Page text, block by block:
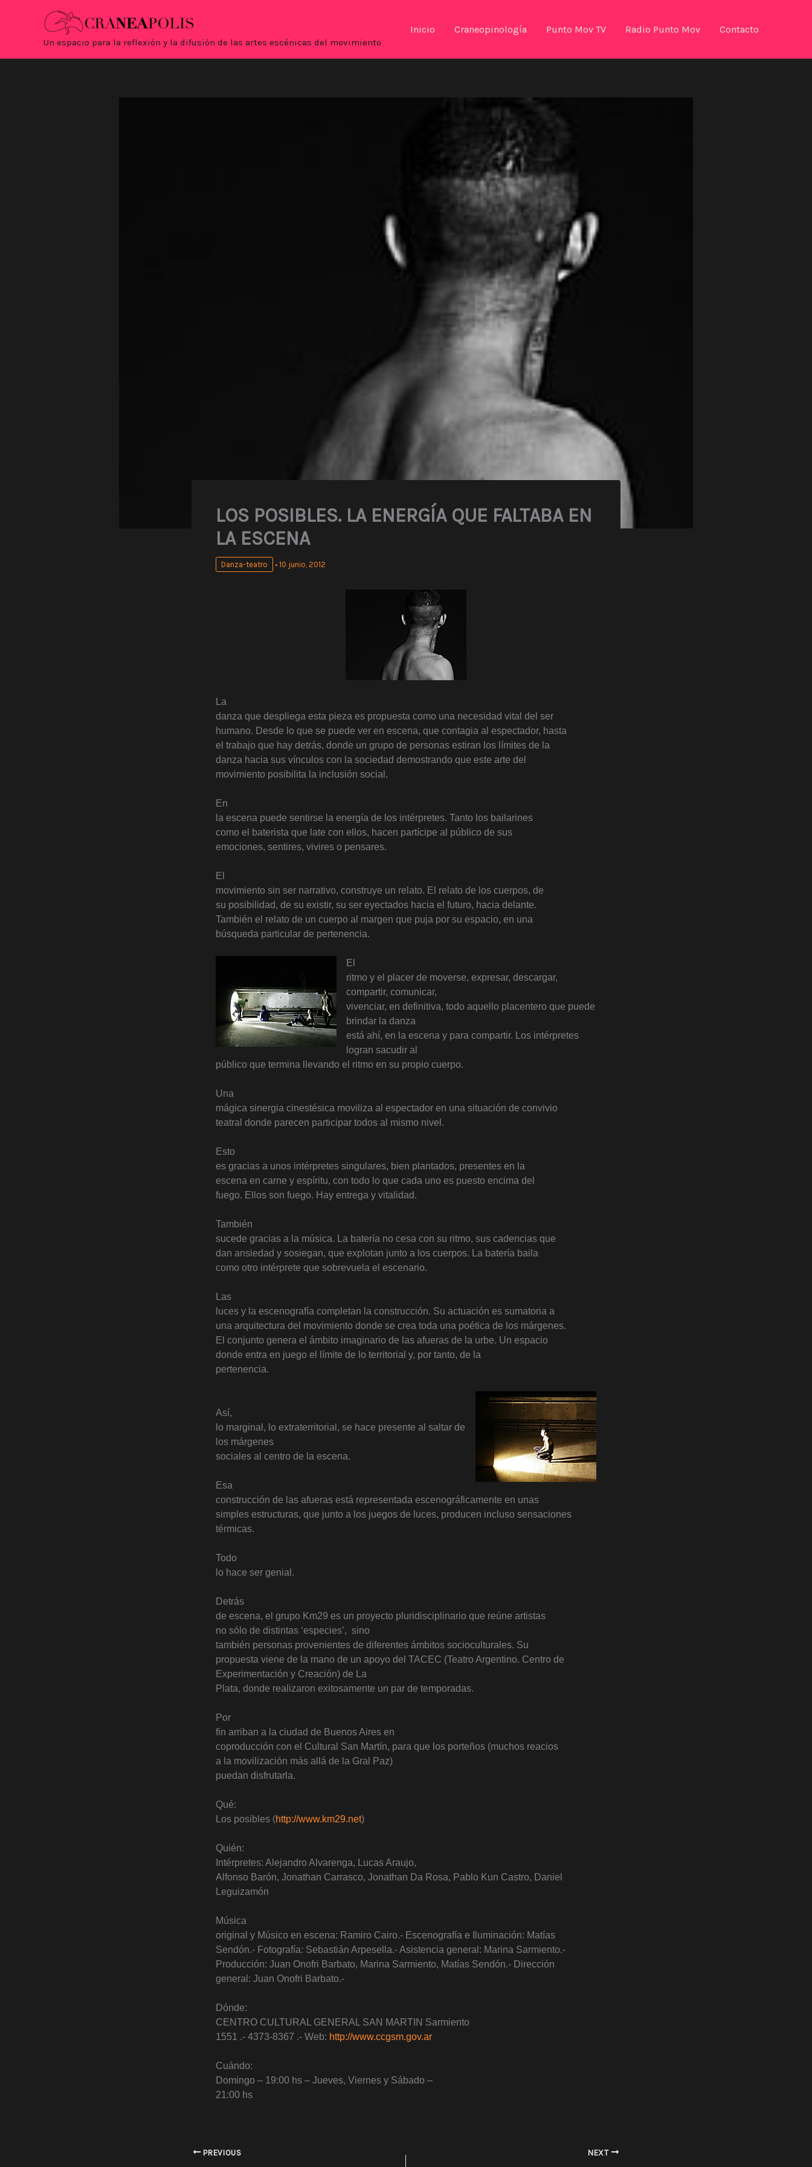
Un espacio para la reflexión y la difusión de las artes escénicas del movimiento
Inicio Craneopinología Punto Mov TV Radio Punto Mov Contacto
LOS POSIBLES. LA ENERGÍA QUE FALTABA EN
LA ESCENA
Danza-teatro • 10 junio, 2012
La
danza que despliega esta pieza es propuesta como una necesidad vital del ser
humano. Desde lo que se puede ver en escena, que contagia al espectador, hasta
el trabajo que hay detrás, donde un grupo de personas estiran los límites de la
danza hacia sus vínculos con la sociedad demostrando que este arte del
movimiento posibilita la inclusión social.
En
la escena puede sentirse la energía de los intérpretes. Tanto los bailarines
como el baterista que late con ellos, hacen partícipe al público de sus
emociones, sentires, vivires o pensares.
El
movimiento sin ser narrativo, construye un relato. El relato de los cuerpos, de
su posibilidad, de su existir, su ser eyectados hacia el futuro, hacia delante.
También el relato de un cuerpo al margen que puja por su espacio, en una
búsqueda particular de pertenencia.
El
ritmo y el placer de moverse, expresar, descargar,
compartir, comunicar,
vivenciar, en definitiva, todo aquello placentero que puede
brindar la danza
está ahí, en la escena y para compartir. Los intérpretes
logran sacudir al
público que termina llevando el ritmo en su propio cuerpo.
Una
mágica sinergia cinestésica moviliza al espectador en una situación de convivio
teatral donde parecen participar todos al mismo nivel.
Esto
es gracias a unos intérpretes singulares, bien plantados, presentes en la
escena en carne y espíritu, con todo lo que cada uno es puesto encima del
fuego. Ellos son fuego. Hay entrega y vitalidad.
También
sucede gracias a la música. La batería no cesa con su ritmo, sus cadencias que
dan ansiedad y sosiegan, que explotan junto a los cuerpos. La batería baila
como otro intérprete que sobrevuela el escenario.
Las
luces y la escenografía completan la construcción. Su actuación es sumatoria a
una arquitectura del movimiento donde se crea toda una poética de los márgenes.
El conjunto genera el ámbito imaginario de las afueras de la urbe. Un espacio
donde entra en juego el límite de lo territorial y, por tanto, de la
pertenencia.
Así,
lo marginal, lo extraterritorial, se hace presente al saltar de
los márgenes
sociales al centro de la escena.
Esa
construcción de las afueras está representada escenográficamente en unas
simples estructuras, que junto a los juegos de luces, producen incluso sensaciones
térmicas.
Todo
lo hace ser genial.
Detrás
de escena, el grupo Km29 es un proyecto pluridisciplinario que reúne artistas
no sólo de distintas ‘especies’, sino
también personas provenientes de diferentes ámbitos socioculturales. Su
propuesta viene de la mano de un apoyo del TACEC (Teatro Argentino. Centro de
Experimentación y Creación) de La
Plata, donde realizaron exitosamente un par de temporadas.
Por
fin arriban a la ciudad de Buenos Aires en
coproducción con el Cultural San Martín, para que los porteños (muchos reacios
a la movilización más allá de la Gral Paz)
puedan disfrutarla.
Qué:
Los posibles (http://www.km29.net)
Quién:
Intérpretes: Alejandro Alvarenga, Lucas Araujo,
Alfonso Barón, Jonathan Carrasco, Jonathan Da Rosa, Pablo Kun Castro, Daniel
Leguizamón
Música
original y Músico en escena: Ramiro Cairo.- Escenografía e Iluminación: Matías
Sendón.- Fotografía: Sebastián Arpesella.- Asistencia general: Marina Sarmiento.-
Producción: Juan Onofri Barbato, Marina Sarmiento, Matías Sendón.- Dirección
general: Juan Onofri Barbato.-
Dónde:
CENTRO CULTURAL GENERAL SAN MARTIN Sarmiento
1551 .- 4373-8367 .- Web: http://www.ccgsm.gov.ar
Cuándo:
Domingo – 19:00 hs – Jueves, Viernes y Sábado –
21:00 hs
PREVIOUS NEXT